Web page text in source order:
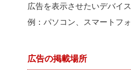
広告を表示させたいデバイ
例：パソコン、スマートフ
広告の掲載場所